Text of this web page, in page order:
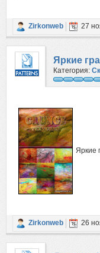
Zirkonweb 27
Яркие
Категория:
Яркие
Zirkonweb 26